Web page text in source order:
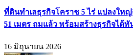
ที่ดินทำเลธุรกิจโคราช 5 ไร่ แปลงให
51 เมตร ถมแล้ว พร้อมสร้างธุรกิจได้ทั
16 มิถุนายน 2026